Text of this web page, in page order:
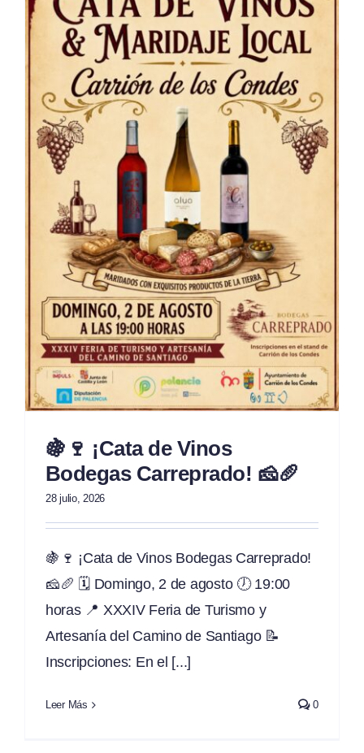
🍇🍷 ¡Cata de Vinos
Bodegas Carreprado! 🧀🥖
28 julio, 2026
🍇🍷 ¡Cata de Vinos Bodegas Carreprado!
🧀🥖 🗓️ Domingo, 2 de agosto 🕖 19:00
horas 📍 XXXIV Feria de Turismo y
Artesanía del Camino de Santiago 📝
Inscripciones: En el [...]
Leer Más 0